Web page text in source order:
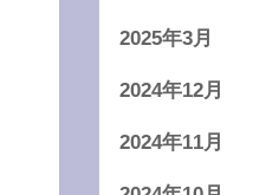
2025年3月
2024年12月
2024年11月